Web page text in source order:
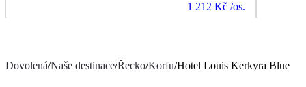
1 212 Kč /os.
Dovolená/Naše destinace/Řecko/Korfu/Hotel Louis Kerkyra Blue